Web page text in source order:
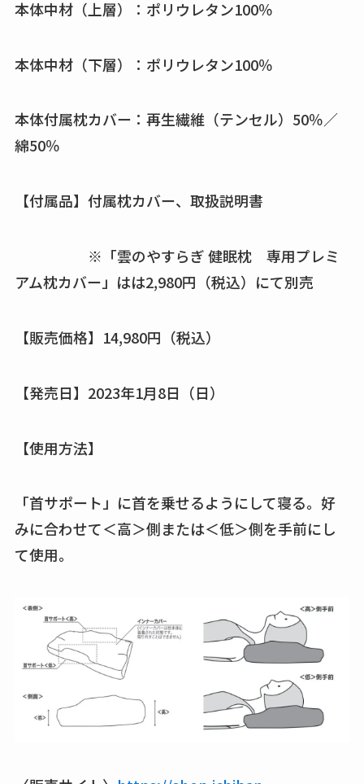
本体中材（上層）：ポリウレタン100％
本体中材（下層）：ポリウレタン100％
本体付属枕カバー：再生繊維（テンセル）50％／
綿50％
【付属品】付属枕カバー、取扱説明書
※「雲のやすらぎ 健眠枕 専用プレミ
アム枕カバー」はは2,980円（税込）にて別売
【販売価格】14,980円（税込）
【発売日】2023年1月8日（日）
【使用方法】
「首サポート」に首を乗せるようにして寝る。好
みに合わせて＜高＞側または＜低＞側を手前にし
て使用。